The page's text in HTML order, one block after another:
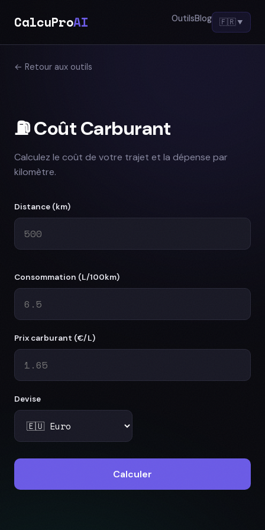
CalcuProAI OutilsBlog 🇫🇷▼
← Retour aux outils
⛽ Coût Carburant
Calculez le coût de votre trajet et la dépense par
kilomètre.
Distance (km)
Consommation (L/100km)
Prix carburant (€/L)
Devise
Calculer